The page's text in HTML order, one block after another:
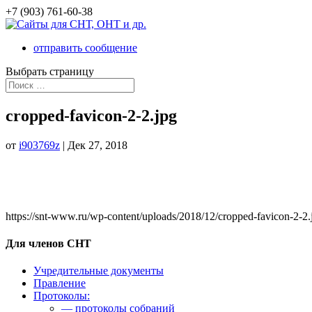
+7 (903) 761-60-38
отправить сообщение
Выбрать страницу
cropped-favicon-2-2.jpg
от i903769z | Дек 27, 2018
https://snt-www.ru/wp-content/uploads/2018/12/cropped-favicon-2-
Для членов СНТ
Учредительные документы
Правление
Протоколы:
— протоколы собраний